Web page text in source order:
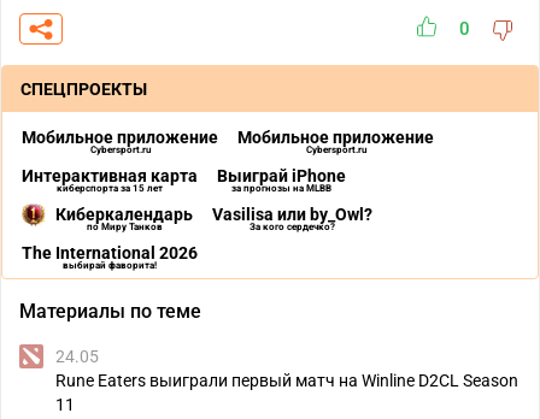
0
СПЕЦПРОЕКТЫ
Мобильное приложение
Cybersport.ru
Мобильное приложение
Cybersport.ru
Интерактивная карта
киберспорта за 15 лет
Выиграй iPhone
за прогнозы на MLBB
Киберкалендарь
по Миру Танков
Vasilisa или by_Owl?
За кого сердечко?
The International 2026
выбирай фаворита!
Материалы по теме
24.05
Rune Eaters выиграли первый матч на Winline D2CL Season
11